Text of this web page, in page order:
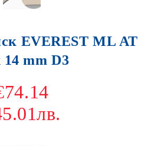
EVEREST ML AT
14 mm D3